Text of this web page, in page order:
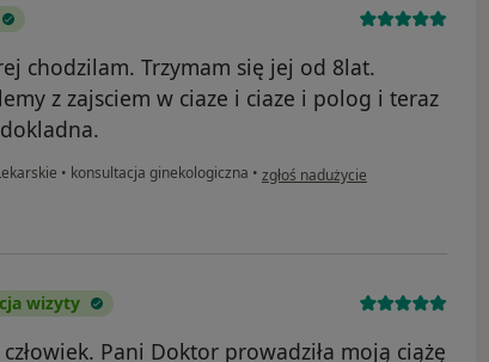
chodzilam. Trzymam się jej od 8lat.
z zajsciem w ciaze i ciaze i polog i teraz
• konsultacja ginekologiczna • w opinii użytkownika Wiola
zgłoś nadużycie
wizyty
Pani Doktor prowadziła moją ciążę